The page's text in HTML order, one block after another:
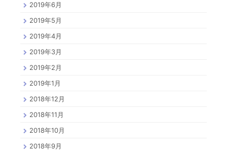
2019年6月
2019年5月
2019年4月
2019年3月
2019年2月
2019年1月
2018年12月
2018年11月
2018年10月
2018年9月